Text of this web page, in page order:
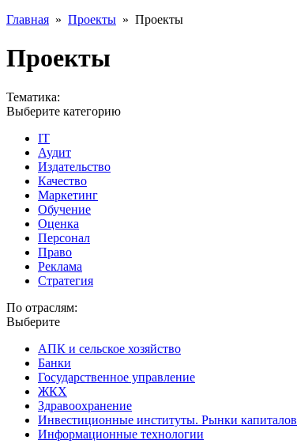
Главная » Проекты » Проекты
Проекты
Тематика:
Выберите категорию
IT
Аудит
Издательство
Качество
Маркетинг
Обучение
Оценка
Персонал
Право
Реклама
Стратегия
По отраслям:
Выберите
АПК и сельское хозяйство
Банки
Государственное управление
ЖКХ
Здравоохранение
Инвестиционные институты. Рынки капиталов
Информационные технологии